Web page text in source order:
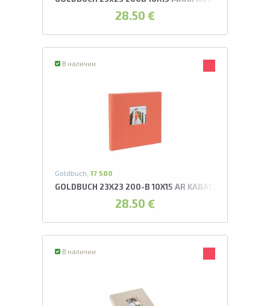
28.50 €
В наличии
Goldbuch, 17 580
GOLDBUCH 23X23 200-B 10X15 AR KABATIŅĀM LAŠA
28.50 €
В наличии